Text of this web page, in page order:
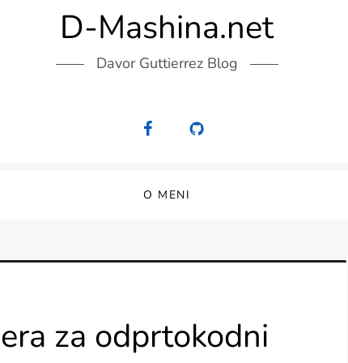
D-Mashina.net
Davor Guttierrez Blog
O MENI
za odprtokodni